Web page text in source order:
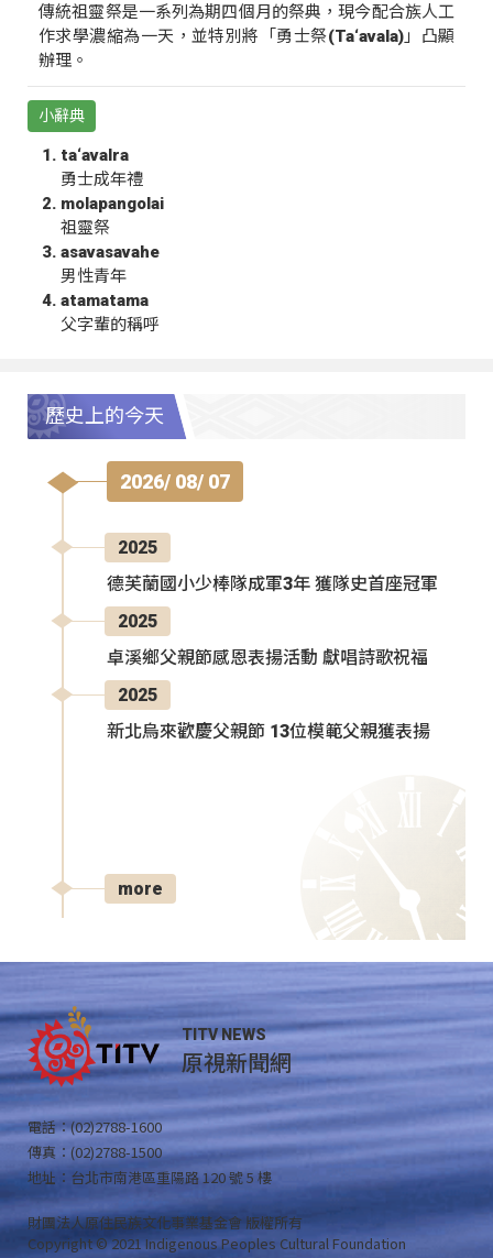
傳統祖靈祭是一系列為期四個月的祭典，現今配合族人工
作求學濃縮為一天，並特別將「勇士祭(Ta‘avala)」凸顯
辦理。
小辭典
ta‘avalra
勇士成年禮
molapangolai
祖靈祭
asavasavahe
男性青年
atamatama
父字輩的稱呼
歷史上的今天
2026/ 08/ 07
2025
德芙蘭國小少棒隊成軍3年 獲隊史首座冠軍
2025
卓溪鄉父親節感恩表揚活動 獻唱詩歌祝福
2025
新北烏來歡慶父親節 13位模範父親獲表揚
more
TITV NEWS
原視新聞網
電話：(02)2788-1600
傳真：(02)2788-1500
地址：台北市南港區重陽路 120 號 5 樓
財團法人原住民族文化事業基金會 版權所有
Copyright © 2021 Indigenous Peoples Cultural Foundation